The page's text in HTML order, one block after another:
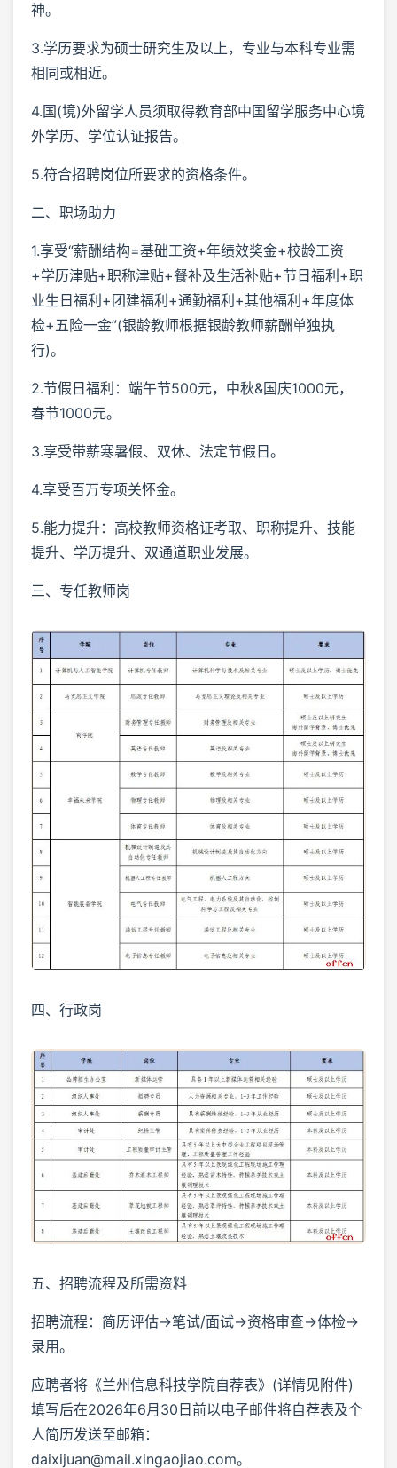
神。
3.学历要求为硕士研究生及以上，专业与本科专业需
相同或相近。
4.国(境)外留学人员须取得教育部中国留学服务中心境
外学历、学位认证报告。
5.符合招聘岗位所要求的资格条件。
二、职场助力
1.享受“薪酬结构=基础工资+年绩效奖金+校龄工资
+学历津贴+职称津贴+餐补及生活补贴+节日福利+职
业生日福利+团建福利+通勤福利+其他福利+年度体
检+五险一金”(银龄教师根据银龄教师薪酬单独执
行)。
2.节假日福利：端午节500元，中秋&国庆1000元，
春节1000元。
3.享受带薪寒暑假、双休、法定节假日。
4.享受百万专项关怀金。
5.能力提升：高校教师资格证考取、职称提升、技能
提升、学历提升、双通道职业发展。
三、专任教师岗
四、行政岗
五、招聘流程及所需资料
招聘流程：简历评估→笔试/面试→资格审查→体检→
录用。
应聘者将《兰州信息科技学院自荐表》(详情见附件)
填写后在2026年6月30日前以电子邮件将自荐表及个
人简历发送至邮箱：
daixijuan@mail.xingaojiao.com。